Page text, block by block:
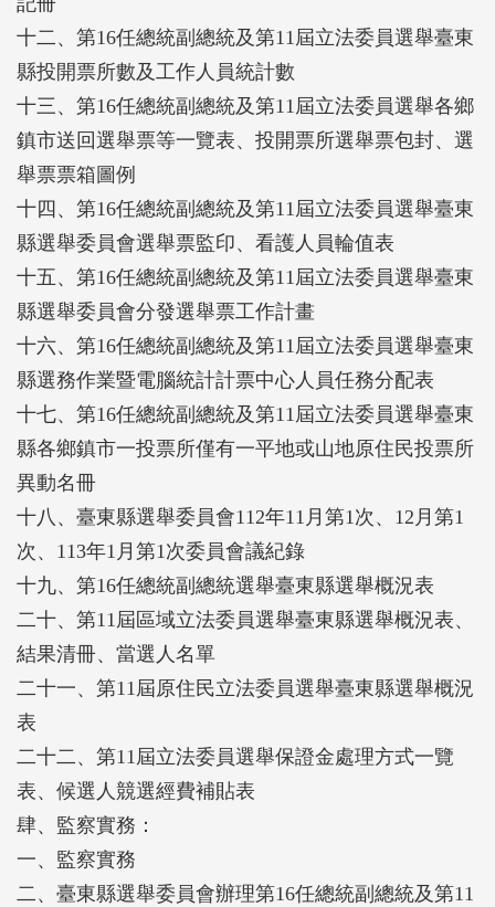
十二、第16任總統副總統及第11屆立法委員選舉臺東
縣投開票所數及工作人員統計數
十三、第16任總統副總統及第11屆立法委員選舉各鄉
鎮市送回選舉票等一覽表、投開票所選舉票包封、選
舉票票箱圖例
十四、第16任總統副總統及第11屆立法委員選舉臺東
縣選舉委員會選舉票監印、看護人員輪值表
十五、第16任總統副總統及第11屆立法委員選舉臺東
縣選舉委員會分發選舉票工作計畫
十六、第16任總統副總統及第11屆立法委員選舉臺東
縣選務作業暨電腦統計計票中心人員任務分配表
十七、第16任總統副總統及第11屆立法委員選舉臺東
縣各鄉鎮市一投票所僅有一平地或山地原住民投票所
異動名冊
十八、臺東縣選舉委員會112年11月第1次、12月第1
次、113年1月第1次委員會議紀錄
十九、第16任總統副總統選舉臺東縣選舉概況表
二十、第11屆區域立法委員選舉臺東縣選舉概況表、
結果清冊、當選人名單
二十一、第11屆原住民立法委員選舉臺東縣選舉概況
表
二十二、第11屆立法委員選舉保證金處理方式一覽
表、候選人競選經費補貼表
肆、監察實務：
一、監察實務
二、臺東縣選舉委員會辦理第16任總統副總統及第11